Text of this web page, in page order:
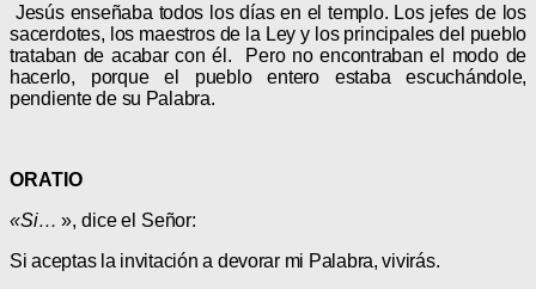
Jesús enseñaba todos los días en el templo. Los jefes de los
sacerdotes, los maestros de la Ley y los principales del pueblo
trataban de acabar con él.
Pero no encontraban el modo de
hacerlo, porque el pueblo entero estaba escuchándole,
pendiente de su Palabra.
ORATIO
«Si…», dice el Señor:
Si aceptas la invitación a devorar mi Palabra, vivirás.